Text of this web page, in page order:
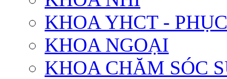
KHOA YHCT -
KHOA NGOẠI
KHOA CHĂM SÓC